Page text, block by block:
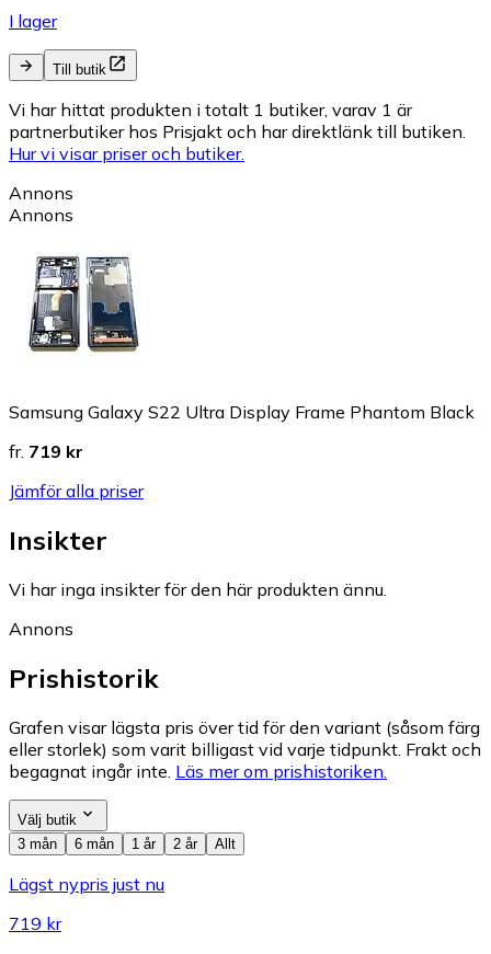
I lager
Till butik
Vi har hittat produkten i totalt 1 butiker, varav 1 är
partnerbutiker hos Prisjakt och har direktlänk till butiken.
Hur vi visar priser och butiker.
Annons
Annons
Samsung Galaxy S22 Ultra Display Frame Phantom Black
fr. 719 kr
Jämför alla priser
Insikter
Vi har inga insikter för den här produkten ännu.
Annons
Prishistorik
Grafen visar lägsta pris över tid för den variant (såsom färg
eller storlek) som varit billigast vid varje tidpunkt. Frakt och
begagnat ingår inte. Läs mer om prishistoriken.
Välj butik
3 mån
6 mån 1 år 2 år Allt
Lägst nypris just nu
719 kr